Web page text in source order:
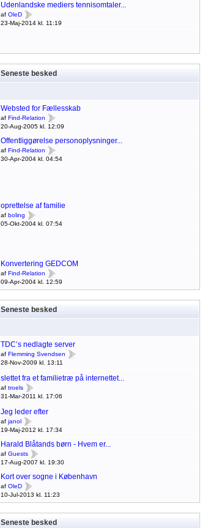
Udenlandske mediers tennisomtaler...
af OleD
23-Maj-2014 kl. 11:19
Seneste besked
Websted for Fællesskab
af Find-Relation
20-Aug-2005 kl. 12:09
Offentliggørelse personoplysninger...
af Find-Relation
30-Apr-2004 kl. 04:54
oprettelse af familie
af boling
05-Okt-2004 kl. 07:54
Konvertering GEDCOM
af Find-Relation
09-Apr-2004 kl. 12:59
Seneste besked
TDC’s nedlagte server
af Flemming Svendsen
28-Nov-2009 kl. 13:11
slettet fra et familietræ på internettet...
af troels
31-Mar-2011 kl. 17:06
Jeg leder efter
af janol
19-Maj-2012 kl. 17:34
Harald Blåtands børn - Hvem er...
af Guests
17-Aug-2007 kl. 19:30
Kort over sogne i København
af OleD
10-Jul-2013 kl. 11:23
Seneste besked